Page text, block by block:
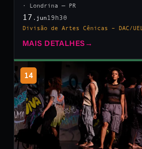
· Londrina — PR
17 .jun 19h30
Divisão de Artes Cênicas – DAC/UEL
MAIS DETALHES →
14